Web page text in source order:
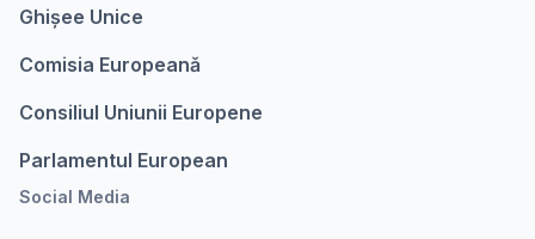
Ghișee Unice
Comisia Europeanǎ
Consiliul Uniunii Europene
Parlamentul European
Social Media